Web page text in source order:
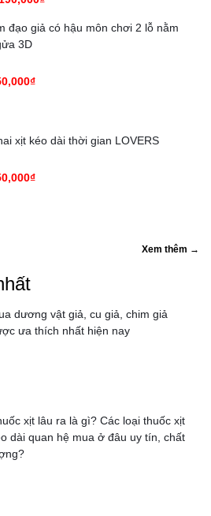
đạo giả có hậu môn chơi 2 lỗ nằm
3D
xịt kéo dài thời gian LOVERS
Xem thêm →
dương vật giả, cu giả, chim giả
ưa thích nhất hiện nay
xịt lâu ra là gì? Các loại thuốc xịt
dài quan hệ mua ở đâu uy tín, chất